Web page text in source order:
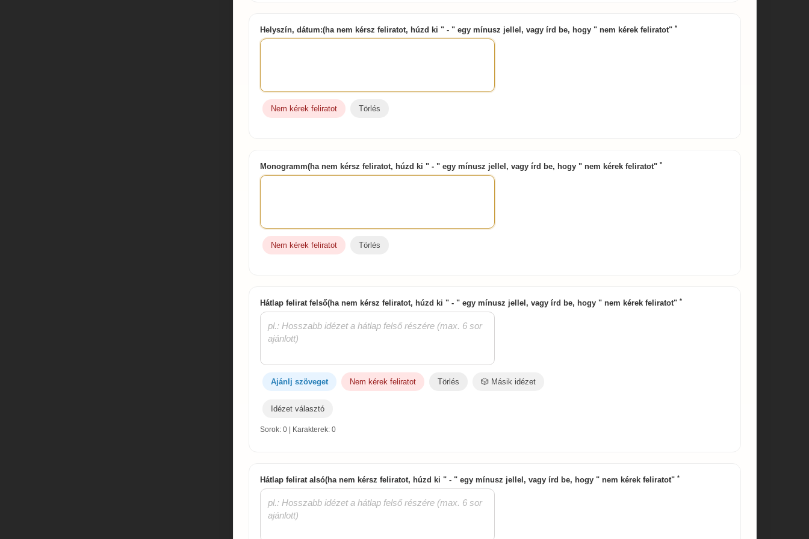
Helyszín, dátum:(ha nem kérsz feliratot, húzd ki " - " egy mínusz jellel, vagy írd be, hogy " nem kérek feliratot" *
Nem kérek feliratot Törlés
Monogramm(ha nem kérsz feliratot, húzd ki " - " egy mínusz jellel, vagy írd be, hogy " nem kérek feliratot" *
Nem kérek feliratot Törlés
Hátlap felirat felső(ha nem kérsz feliratot, húzd ki " - " egy mínusz jellel, vagy írd be, hogy " nem kérek feliratot" *
Ajánlj szöveget Nem kérek feliratot Törlés 🎲 Másik idézet
Idézet választó
Sorok: 0 | Karakterek: 0
Hátlap felirat alsó(ha nem kérsz feliratot, húzd ki " - " egy mínusz jellel, vagy írd be, hogy " nem kérek feliratot" *